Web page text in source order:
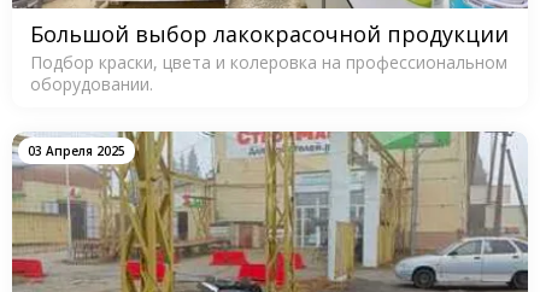
Большой выбор лакокрасочной продукции
Подбор краски, цвета и колеровка на профессиональном
оборудовании.
03 Апреля 2025